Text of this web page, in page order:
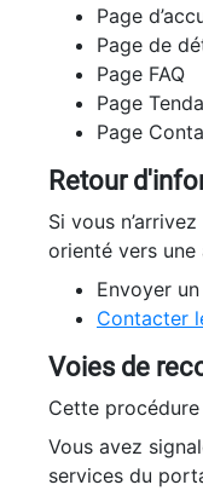
Page
Page de
Page FAQ
Page
Page
Retour
Si vous
orienté vers
Envoyer
Contacter
Voies de
Cette
Vous avez
services du